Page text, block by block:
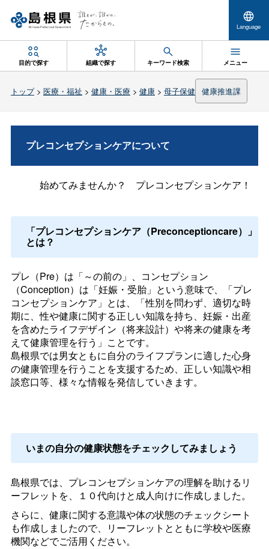
Language
目的で探す 組織で探す キーワード検索 メニュー
トップ> 医療・福祉 > 健康・医療 > 健康> 母子保健 健康推進課
プレコンセプションケアについて
始めてみませんか？ プレコンセプションケア！
「プレコンセプションケア（Preconceptioncare）」
とは？
プレ（Pre）は「～の前の」、コンセプション
（Conception）は「妊娠・受胎」という意味で、「プレ
コンセプションケア」とは、「性別を問わず、適切な時
期に、性や健康に関する正しい知識を持ち、妊娠・出産
を含めたライフデザイン（将来設計）や将来の健康を考
えて健康管理を行う」ことです。
島根県では男女ともに自分のライフプランに適した心身
の健康管理を行うことを支援するため、正しい知識や相
談窓口等、様々な情報を発信していきます。
いまの自分の健康状態をチェックしてみましょう
島根県では、プレコンセプションケアの理解を助けるリ
ーフレットを、１０代向けと成人向けに作成しました。
さらに、健康に関する意識や体の状態のチェックシート
も作成しましたので、リーフレットとともに学校や医療
機関などでご活用ください。